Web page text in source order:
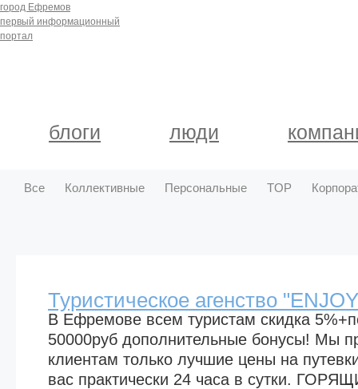
город Ефремов
первый информационный
портал
блоги люди
Все Коллективные Персональные TOP
Туристическое агенство
В Ефремове всем туристам скидка
50000руб дополнительные бонусы! Мы
клиентам только лучшие цены на
вас практически 24 часа в сутки.